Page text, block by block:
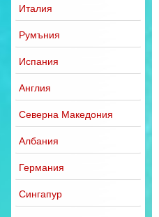
Италия
Румъния
Испания
Англия
Северна Македония
Албания
Германия
Сингапур